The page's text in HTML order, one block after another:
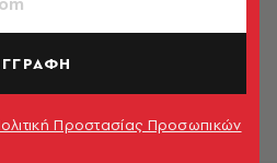
Το μέλλον του hip hop
από την Ιρλανδία
Αθανασιάδης
Προστασίας Προσωπικών